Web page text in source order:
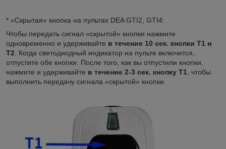
* «Скрытая» кнопка на пультах DEA GTI2, GTI4:
Чтобы передать сигнал «скрытой» кнопки нажмите
одновременно и удерживайте в течение 10 сек. кнопки Т1 и
Т2 . Когда светодиодный индикатор на пульте включится,
отпустите обе кнопки. После того, как вы отпустили кнопки,
нажмите и удерживайте в течение 2-3 сек. кнопку Т1 , чтобы
выполнить передачу сигнала «скрытой» кнопки.